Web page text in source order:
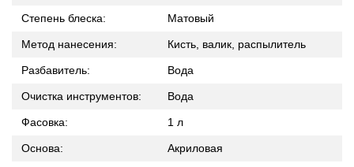
Степень блеска: Матовый
Метод нанесения: Кисть, валик, распылитель
Разбавитель: Вода
Очистка инструментов: Вода
Фасовка: 1 л
Основа: Акриловая